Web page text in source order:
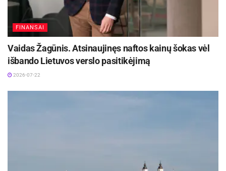
FINANSAI
Vaidas Žagūnis. Atsinaujinęs naftos kainų šokas vėl
išbando Lietuvos verslo pasitikėjimą
2026-07-22